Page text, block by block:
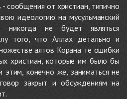
сообщения от христиан, типично
идеологию на мусульманский
никогда не будет являться
того, что Аллах детально и
аятов Корана те ошибки
христиан, которые им было бы
этим, конечно же, заниматься не
закрыт и обсуждениям на